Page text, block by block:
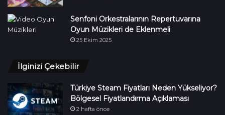
Senfoni Orkestralarının Repertuvarına
Oyun Müzikleri de Eklenmeli
25 Ekim 2025
İlginizi Çekebilir
Türkiye Steam Fiyatları Neden Yükseliyor?
Bölgesel Fiyatlandırma Açıklaması
2 hafta önce